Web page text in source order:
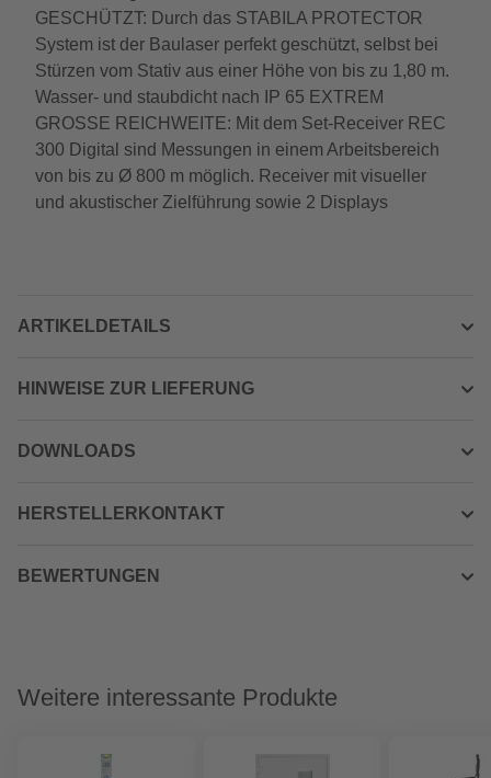
GESCHÜTZT: Durch das STABILA PROTECTOR
System ist der Baulaser perfekt geschützt, selbst bei
Stürzen vom Stativ aus einer Höhe von bis zu 1,80 m.
Wasser- und staubdicht nach IP 65 EXTREM
GROSSE REICHWEITE: Mit dem Set-Receiver REC
300 Digital sind Messungen in einem Arbeitsbereich
von bis zu Ø 800 m möglich. Receiver mit visueller
und akustischer Zielführung sowie 2 Displays
ARTIKELDETAILS
HINWEISE ZUR LIEFERUNG
DOWNLOADS
HERSTELLERKONTAKT
BEWERTUNGEN
Weitere interessante Produkte